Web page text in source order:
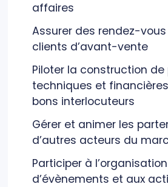
affaires
Assurer des rendez-
clients d’avant-vente
Piloter la construction de
techniques et
bons interlocuteurs
Gérer et animer les
d’autres acteurs du
Participer à l’organisation
d’évènements et aux